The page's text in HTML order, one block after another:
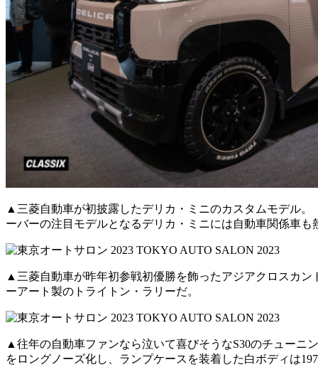
▲三菱自動車が初披露したデリカ・ミニのカスタムモデル
ーバーの注目モデルとなるデリカ・ミニには自動車関係車
▲三菱自動車が昨年初参戦初優勝を飾ったアジアクロスカ
ーアート製のトライトン・ラリーだ。
▲往年の自動車ファンなら泣いて喜びそうなS30のチューニ
をロングノーズ化し、ランプケースを装着した白ボディは